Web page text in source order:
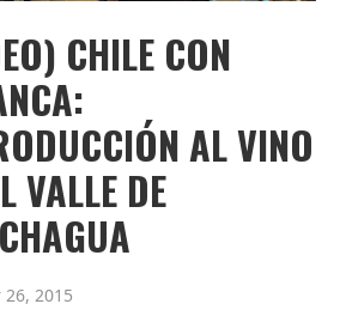
CHILE CON
AL VINO
VALLE DE
2015